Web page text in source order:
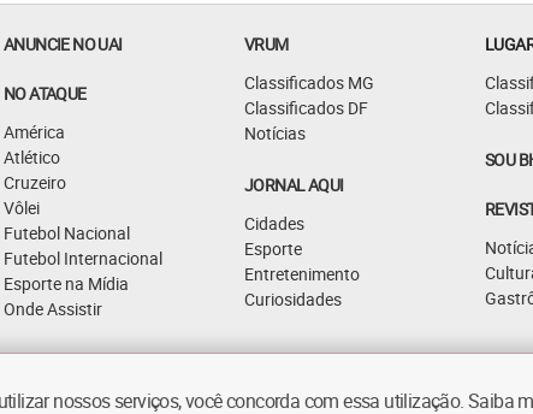
ANUNCIE NO UAI
NO ATAQUE
América
Atlético
Cruzeiro
Vôlei
Futebol Nacional
Futebol Internacional
Esporte na Mídia
Onde Assistir
VRUM
Classificados MG
Classificados DF
Notícias
JORNAL AQUI
Cidades
Esporte
Entretenimento
Curiosidades
SOU
©
nossos serviços, você concorda com essa utilização. Saiba